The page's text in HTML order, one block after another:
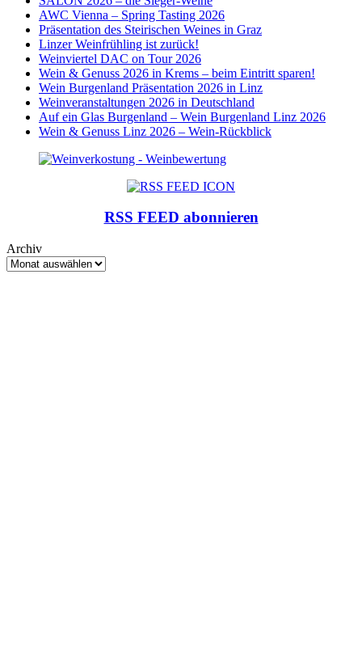
AWC Vienna – Spring Tasting 2026
Präsentation des Steirischen Weines in Graz
Linzer Weinfrühling ist zurück!
Weinviertel DAC on Tour 2026
Wein & Genuss 2026 in Krems – beim Eintritt sparen!
Wein Burgenland Präsentation 2026 in Linz
Weinveranstaltungen 2026 in Deutschland
Auf ein Glas Burgenland – Wein Burgenland Linz 2026
Wein & Genuss Linz 2026 – Wein-Rückblick
RSS FEED abonnieren
Archiv